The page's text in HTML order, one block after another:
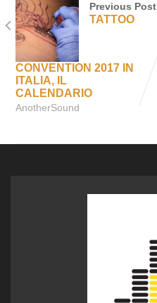
Previous Post
TATTOO
CONVENTION 2017 IN
ITALIA, IL
CALENDARIO
AnotherSound